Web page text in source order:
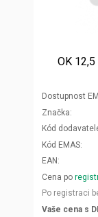
OK
Dostupnost
Značka
Kód
Kód EMAS
EAN
Cena po
Po registraci
Vaše cena s